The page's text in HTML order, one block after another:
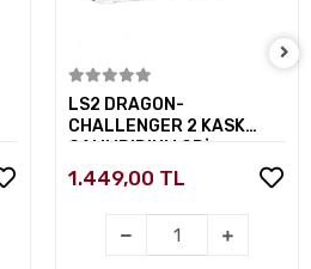
Sepete Ekle
LS2 DRAGON-
CHALLENGER 2 KASK
CAMI IRIDIUM GRİ
1.449,00 TL